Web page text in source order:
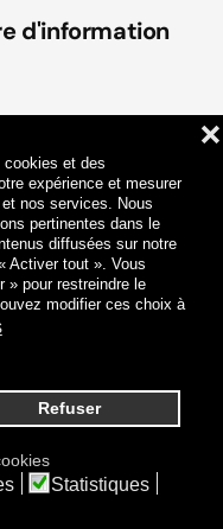
cookies et des
expérience et mesurer
nos services. Nous
pertinentes dans le
diffusées sur notre
Activer tout ». Vous
» pour restreindre le
modifier ces choix à
Refuser
❌
Statistiques
d'information
conditionset la
réservés.